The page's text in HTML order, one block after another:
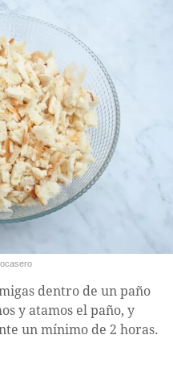
dentro de un paño
y atamos el paño, y
un mínimo de 2 horas.